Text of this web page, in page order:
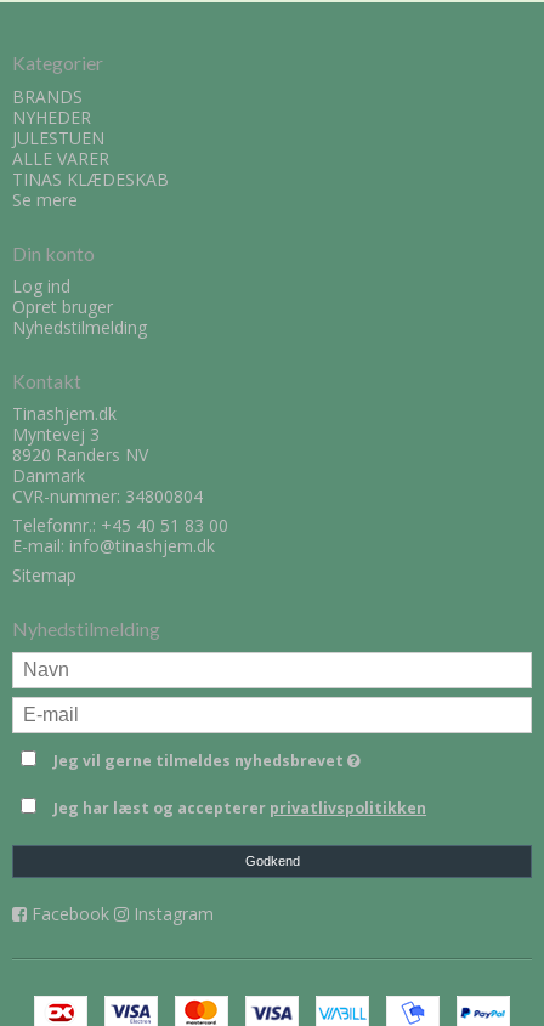
Kategorier
BRANDS
NYHEDER
JULESTUEN
ALLE VARER
TINAS KLÆDESKAB
Se mere
Din konto
Log ind
Opret bruger
Nyhedstilmelding
Kontakt
Tinashjem.dk
Myntevej 3
8920 Randers NV
Danmark
CVR-nummer: 34800804
Telefonnr.: +45 40 51 83 00
E-mail: info@tinashjem.dk
Sitemap
Nyhedstilmelding
Jeg vil gerne tilmeldes nyhedsbrevet
Jeg har læst og accepterer privatlivspolitikken
Godkend
Facebook Instagram